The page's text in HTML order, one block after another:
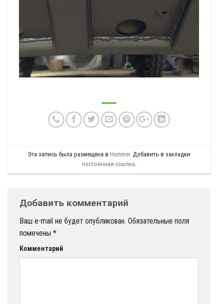
Эта запись была размещена в Hummer. Добавить в закладки
постоянная ссылка
Добавить комментарий
Ваш e-mail не будет опубликован. Обязательные поля
помечены *
Комментарий